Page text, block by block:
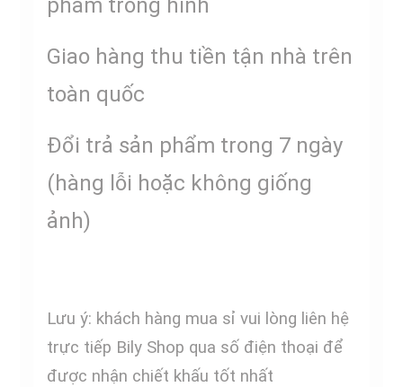
phẩm trong hình
Giao hàng thu tiền tận nhà trên
toàn quốc
Đổi trả sản phẩm trong 7 ngày
(hàng lỗi hoặc không giống
ảnh)
Lưu ý: khách hàng mua sỉ vui lòng liên hệ
trực tiếp Bily Shop qua số điện thoại để
được nhận chiết khấu tốt nhất